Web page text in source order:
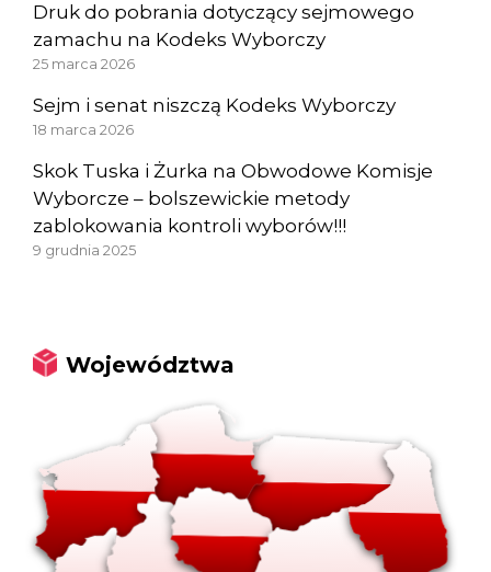
Druk do pobrania dotyczący sejmowego
zamachu na Kodeks Wyborczy
25 marca 2026
Sejm i senat niszczą Kodeks Wyborczy
18 marca 2026
Skok Tuska i Żurka na Obwodowe Komisje
Wyborcze – bolszewickie metody
zablokowania kontroli wyborów!!!
9 grudnia 2025
Województwa